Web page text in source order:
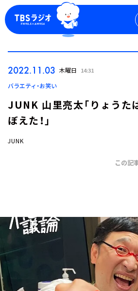
ログイン
お知らせ
イベント・グッズ
2022.11.03 木曜日 14:31
バラエティ・お笑い
JUNK 山里亮太「りょうた
ぼえた！」
JUNK
この記